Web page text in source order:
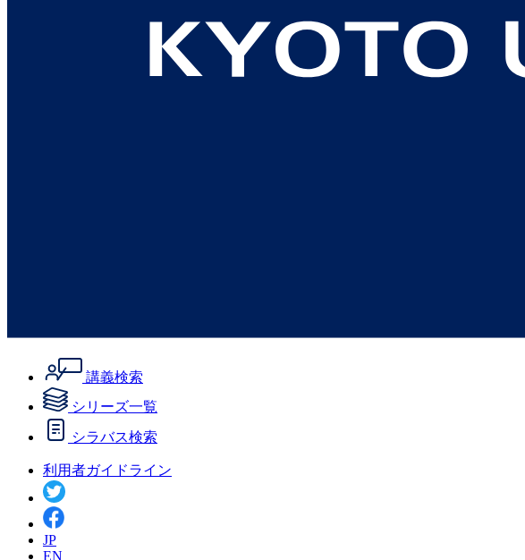
講義検索
シリーズ一覧
シラバス検索
利用者ガイドライン
JP
EN